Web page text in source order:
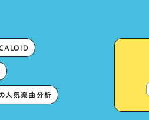
人気楽曲分析